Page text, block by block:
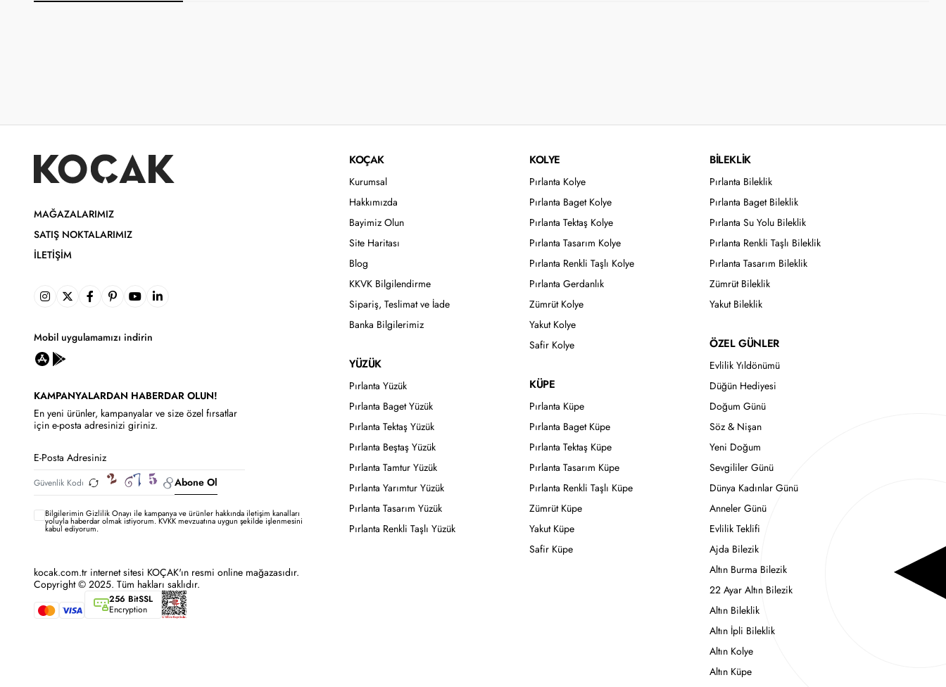
MAĞAZALARIMIZ
SATIŞ NOKTALARIMIZ
İLETIŞIM
Mobil uygulamamızı indirin
KAMPANYALARDAN HABERDAR OLUN!
En yeni ürünler, kampanyalar ve size özel fırsatlar
için e-posta adresinizi giriniz.
Abone Ol
Bilgilerimin Gizlilik Onayı ile kampanya ve ürünler hakkında iletişim kanalları
yoluyla haberdar olmak istiyorum.KVKK mevzuatına uygun şekilde işlenmesini
kabul ediyorum.
kocak.com.tr internet sitesi KOÇAK'ın resmi online mağazasıdır.
Copyright © 2025. Tüm hakları saklıdır.
256 BitSSL
Encryption
KOÇAK
Kurumsal
Hakkımızda
Bayimiz Olun
Site Haritası
Blog
KKVK Bilgilendirme
Sipariş, Teslimat ve İade
Banka Bilgilerimiz
YÜZÜK
Pırlanta Yüzük
Pırlanta Baget Yüzük
Pırlanta Tektaş Yüzük
Pırlanta Beştaş Yüzük
Pırlanta Tamtur Yüzük
Pırlanta Yarımtur Yüzük
Pırlanta Tasarım Yüzük
Pırlanta Renkli Taşlı Yüzük
KOLYE
Pırlanta Kolye
Pırlanta Baget Kolye
Pırlanta Tektaş Kolye
Pırlanta Tasarım Kolye
Pırlanta Renkli Taşlı Kolye
Pırlanta Gerdanlık
Zümrüt Kolye
Yakut Kolye
Safir Kolye
KÜPE
Pırlanta Küpe
Pırlanta Baget Küpe
Pırlanta Tektaş Küpe
Pırlanta Tasarım Küpe
Pırlanta Renkli Taşlı Küpe
Zümrüt Küpe
Yakut Küpe
Safir Küpe
BİLEKLİK
Pırlanta Bileklik
Pırlanta Baget Bileklik
Pırlanta Su Yolu Bileklik
Pırlanta Renkli Taşlı Bileklik
Pırlanta Tasarım Bileklik
Zümrüt Bileklik
Yakut Bileklik
ÖZEL GÜNLER
Evlilik Yıldönümü
Düğün Hediyesi
Doğum Günü
Söz & Nişan
Yeni Doğum
Sevgililer Günü
Dünya Kadınlar Günü
Anneler Günü
Evlilik Teklifi
Ajda Bilezik
Altın Burma Bilezik
22 Ayar Altın Bilezik
Altın Bileklik
Altın İpli Bileklik
Altın Kolye
Altın Küpe